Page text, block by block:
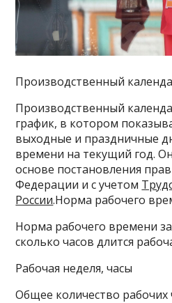
Производственный
Производственный
график, в котором
выходные и праздничные
времени на текущий год. Он
основе постановления
Федерации и с учетом
России.Норма рабочего
Норма рабочего времени
сколько часов длится
Рабочая неделя, часы
Общее количество рабочих